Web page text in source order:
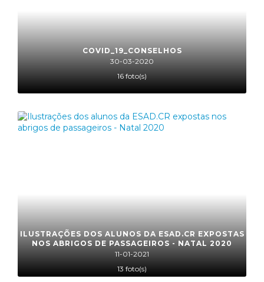
COVID_19_CONSELHOS
30-03-2020
16 foto(s)
ILUSTRAÇÕES DOS ALUNOS DA ESAD.CR EXPOSTAS
NOS ABRIGOS DE PASSAGEIROS - NATAL 2020
11-01-2021
13 foto(s)